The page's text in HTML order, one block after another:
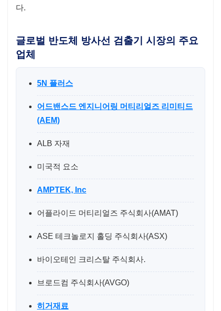
다.
글로벌 반도체 방사선 검출기 시장의 주요
업체
5N 플러스
어드밴스드 엔지니어링 머티리얼즈 리미티드
(AEM)
ALB 자재
미국적 요소
AMPTEK, Inc
어플라이드 머티리얼즈 주식회사(AMAT)
ASE 테크놀로지 홀딩 주식회사(ASX)
바이오테인 크리스탈 주식회사.
브로드컴 주식회사(AVGO)
히거재료